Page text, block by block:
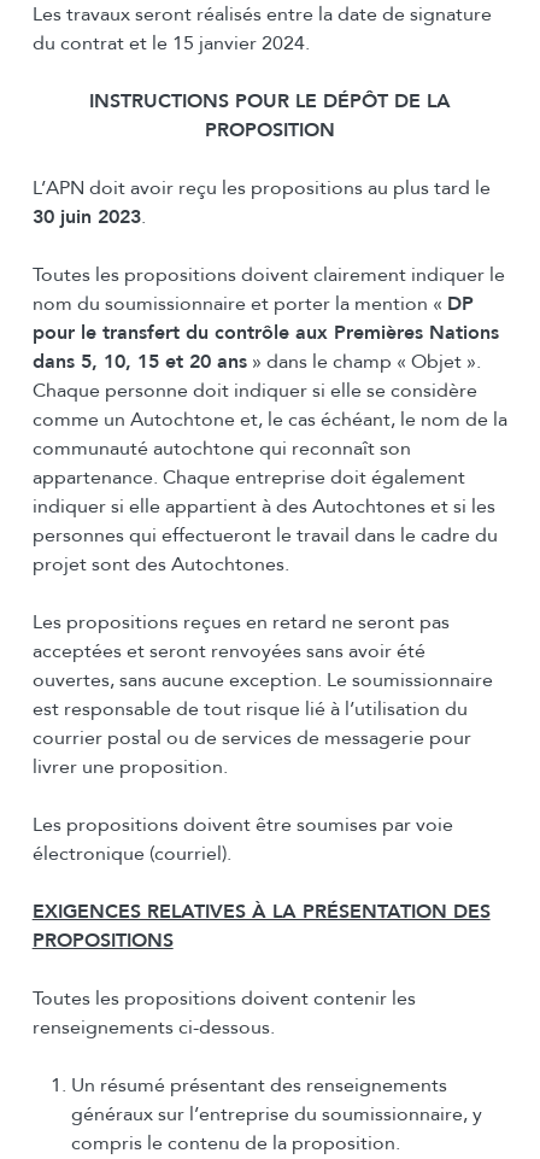
Les travaux seront réalisés entre la date de signature
du contrat et le 15 janvier 2024.
INSTRUCTIONS POUR LE DÉPÔT DE LA
PROPOSITION
L’APN doit avoir reçu les propositions au plus tard le
30 juin 2023.
Toutes les propositions doivent clairement indiquer le
nom du soumissionnaire et porter la mention « DP
pour le transfert du contrôle aux Premières Nations
dans 5, 10, 15 et 20 ans» dans le champ « Objet ».
Chaque personne doit indiquer si elle se considère
comme un Autochtone et, le cas échéant, le nom de la
communauté autochtone qui reconnaît son
appartenance. Chaque entreprise doit également
indiquer si elle appartient à des Autochtones et si les
personnes qui effectueront le travail dans le cadre du
projet sont des Autochtones.
Les propositions reçues en retard ne seront pas
acceptées et seront renvoyées sans avoir été
ouvertes, sans aucune exception. Le soumissionnaire
est responsable de tout risque lié à l’utilisation du
courrier postal ou de services de messagerie pour
livrer une proposition.
Les propositions doivent être soumises par voie
électronique (courriel).
EXIGENCES RELATIVES À LA PRÉSENTATION DES
PROPOSITIONS
Toutes les propositions doivent contenir les
renseignements ci-dessous.
Un résumé présentant des renseignements
généraux sur l’entreprise du soumissionnaire, y
compris le contenu de la proposition.